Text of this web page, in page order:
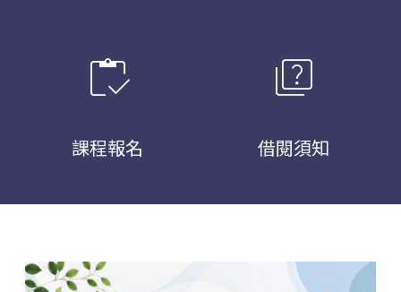
inventory
課程報名
quiz
借閱須知